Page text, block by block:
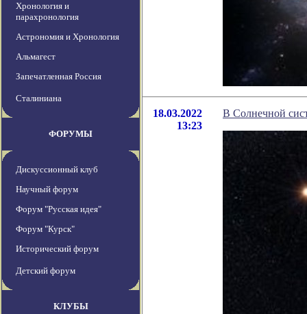
Хронология и
парахронология
Астрономия и Хронология
Альмагест
Запечатленная Россия
Сталиниана
ФОРУМЫ
Дискуссионный клуб
Научный форум
Форум "Русская идея"
Форум "Курск"
Исторический форум
Детский форум
КЛУБЫ
18.03.2022
13:23
В Солнечной